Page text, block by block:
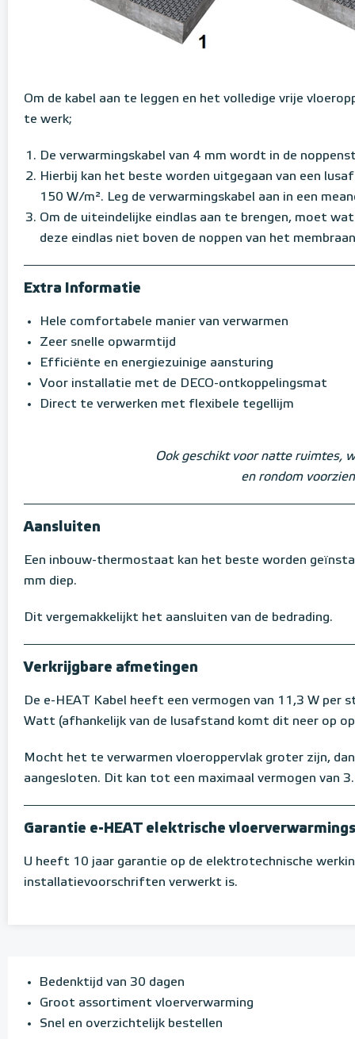
Om de kabel aan te leggen en het volledige vrije
te werk;
De verwarmingskabel van 4 mm wordt in de
Hierbij kan het beste worden uitgegaan van een
150 W/m². Leg de verwarmingskabel aan in een
Om de uiteindelijke eindlas aan te brengen, moet
deze eindlas niet boven de noppen van het
Extra Informatie
Hele comfortabele manier van verwarmen
Zeer snelle opwarmtijd
Efficiënte en energiezuinige aansturing
Voor installatie met de DECO-ontkoppelingsmat
Direct te verwerken met flexibele tegellijm
Ook geschikt voor natte ruimtes,
en rondom
Aansluiten
Een inbouw-thermostaat kan het beste worden
mm diep.
Dit vergemakkelijkt het aansluiten van de bedrading.
Verkrijgbare afmetingen
De e-HEAT Kabel heeft een vermogen van 11,3 W
Watt (afhankelijk van de lusafstand komt dit neer op
Mocht het te verwarmen vloeroppervlak groter zijn,
aangesloten. Dit kan tot een maximaal vermogen van
Garantie e-HEAT elektrische
U heeft 10 jaar garantie op de elektrotechnische
installatievoorschriften verwerkt is.
Bedenktijd van 30 dagen
Groot assortiment vloerverwarming
Snel en overzichtelijk bestellen